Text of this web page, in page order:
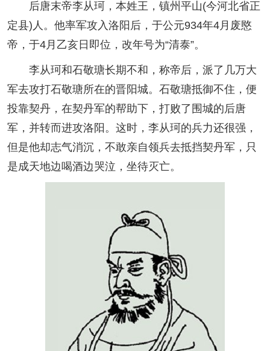
后唐末帝李从珂，本姓王，镇州平山(今河北省正
定县)人。他率军攻入洛阳后，于公元934年4月废愍
帝，于4月乙亥日即位，改年号为“清泰”。
李从珂和石敬瑭长期不和，称帝后，派了几万大
军去攻打石敬瑭所在的晋阳城。石敬瑭抵御不住，便
投靠契丹，在契丹军的帮助下，打败了围城的后唐
军，并转而进攻洛阳。这时，李从珂的兵力还很强，
但是他却志气消沉，不敢亲自领兵去抵挡契丹军，只
是成天地边喝酒边哭泣，坐待灭亡。